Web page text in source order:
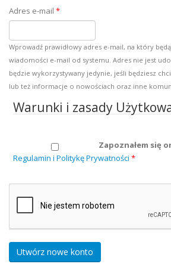
Adres e-mail *
Wprowadź prawidłowy adres e-mail, na który
wiadomości e-mail od systemu. Adres nie jest
będzie wykorzystywany jedynie, jeśli będziesz
lub też informacje o nowościach oraz inne
Warunki i zasady
Zapoznałem się
Regulamin i Politykę Prywatności *